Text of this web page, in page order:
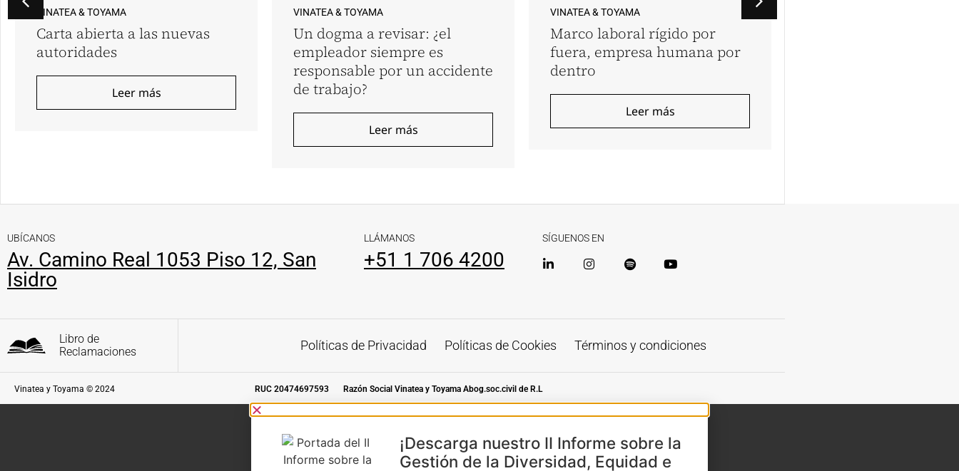
VINATEA & TOYAMA
Carta abierta a las nuevas
autoridades
Leer más
VINATEA & TOYAMA
Un dogma a revisar: ¿el
empleador siempre es
responsable por un accidente
de trabajo?
Leer más
VINATEA & TOYAMA
Marco laboral rígido por
fuera, empresa humana por
dentro
Leer más
UBÍCANOS
Av. Camino Real 1053 Piso 12, San
Isidro
LLÁMANOS
+51 1 706 4200
SÍGUENOS EN
Libro de
Reclamaciones
Políticas de Privacidad Políticas de Cookies Términos y condiciones
Vinatea y Toyama © 2024 RUC 20474697593 Razón Social Vinatea y Toyama Abog.soc.civil de R.L
¡Descarga nuestro II Informe sobre la
Gestión de la Diversidad, Equidad e